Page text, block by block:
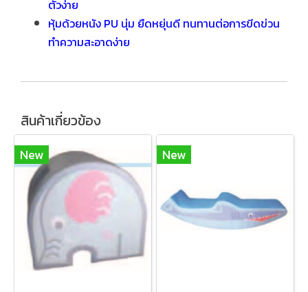
ตัวง่าย
หุ้มด้วยหนัง PU นุ่ม ยืดหยุ่นดี ทนทานต่อการขีดข่วน
ทำความสะอาดง่าย
สินค้าเกี่ยวข้อง
New New